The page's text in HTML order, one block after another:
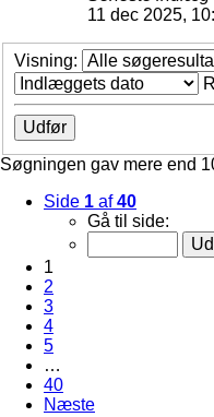
11 dec 2025,
Visning:
Søgningen gav mere end
Side 1 af40
Gå til side:
1
2
3
4
5
…
40
Næste